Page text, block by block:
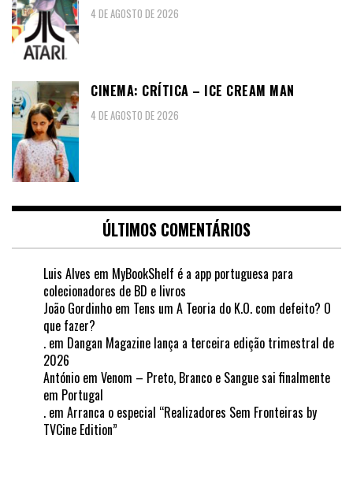
4 DE AGOSTO DE 2026
CINEMA: CRÍTICA – ICE CREAM MAN
4 DE AGOSTO DE 2026
ÚLTIMOS COMENTÁRIOS
Luis Alves em MyBookShelf é a app portuguesa para
colecionadores de BD e livros
João Gordinho em Tens um A Teoria do K.O. com defeito? O
que fazer?
. em Dangan Magazine lança a terceira edição trimestral de
2026
António em Venom – Preto, Branco e Sangue sai finalmente
em Portugal
. em Arranca o especial “Realizadores Sem Fronteiras by
TVCine Edition”